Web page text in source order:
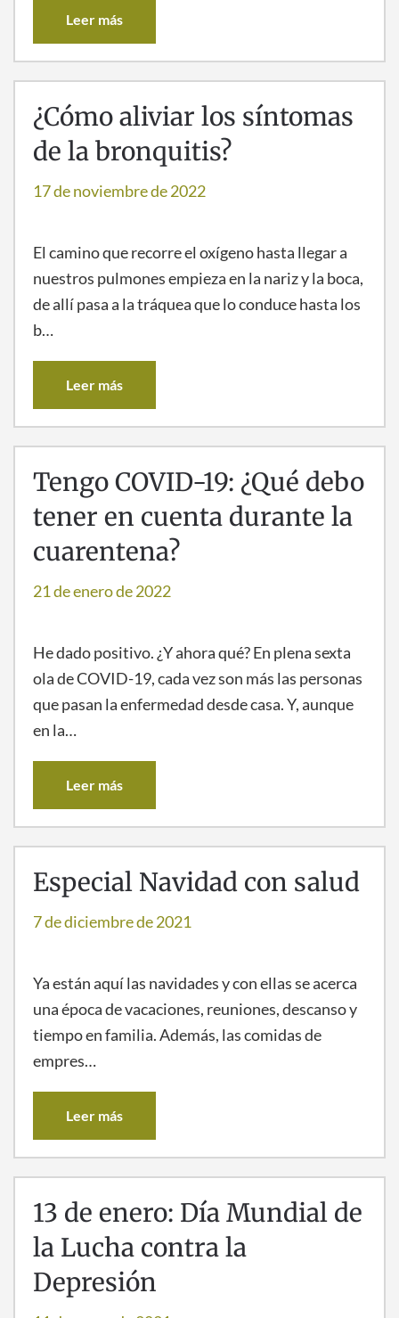
Leer más
¿Cómo aliviar los síntomas
de la bronquitis?
17 de noviembre de 2022
El camino que recorre el oxígeno hasta llegar a
nuestros pulmones empieza en la nariz y la boca,
de allí pasa a la tráquea que lo conduce hasta los
b…
Leer más
Tengo COVID-19: ¿Qué debo
tener en cuenta durante la
cuarentena?
21 de enero de 2022
He dado positivo. ¿Y ahora qué? En plena sexta
ola de COVID-19, cada vez son más las personas
que pasan la enfermedad desde casa. Y, aunque
en la…
Leer más
Especial Navidad con salud
7 de diciembre de 2021
Ya están aquí las navidades y con ellas se acerca
una época de vacaciones, reuniones, descanso y
tiempo en familia. Además, las comidas de
empres…
Leer más
13 de enero: Día Mundial de
la Lucha contra la
Depresión